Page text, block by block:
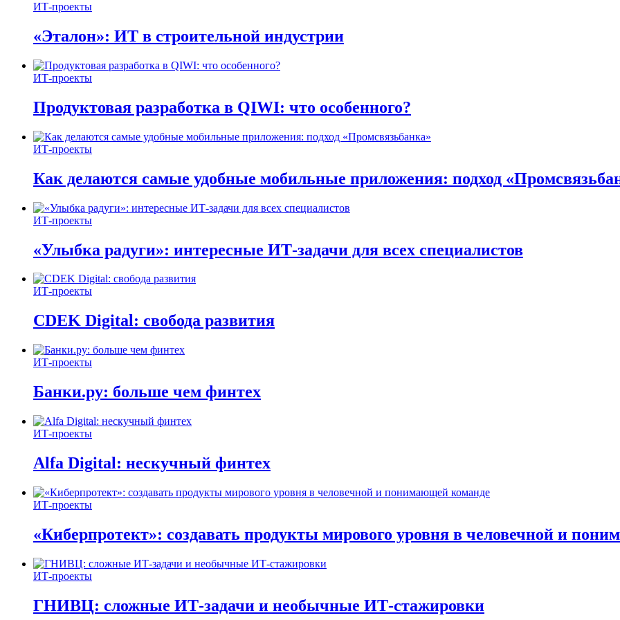
ИТ-проекты
«Эталон»: ИТ в строительной индустрии
ИТ-проекты
Продуктовая разработка в QIWI: что особенного?
ИТ-проекты
Как делаются самые удобные мобильные приложения: подход
ИТ-проекты
«Улыбка радуги»: интересные ИТ-задачи для всех специалистов
ИТ-проекты
CDEK Digital: свобода развития
ИТ-проекты
Банки.ру: больше чем финтех
ИТ-проекты
Alfa Digital: нескучный финтех
ИТ-проекты
«Киберпротект»: создавать продукты мирового уровня в человечной и
ИТ-проекты
ГНИВЦ: сложные ИТ‑задачи и необычные ИТ‑стажировки